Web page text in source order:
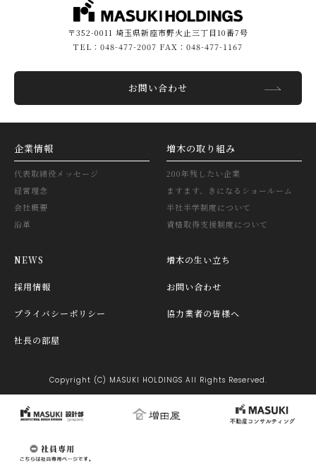
〒352-0011 埼玉県新座市野火止三丁目10番7号
TEL：048-477-2007 FAX：048-477-1167
お問い合わせ
企業情報
代表取締役メッセージ
経営理念
会社概要
沿革
増木の取り組み
200年残したい企業
ますます、きになるショールーム
半社半学制度について
資格取得支援制度について
NEWS 増木の生い立ち
採用情報 お問い合わせ
プライバシーポリシー 協力業者の皆様へ
社長の部屋
Copyright (C) MASUKI HOLDINGS All Rights Reserved.